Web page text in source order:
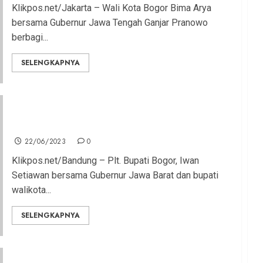
Klikpos.net/Jakarta – Wali Kota Bogor Bima Arya
bersama Gubernur Jawa Tengah Ganjar Pranowo
berbagi...
SELENGKAPNYA
22/06/2023 0
Klikpos.net/Bandung – Plt. Bupati Bogor, Iwan
Setiawan bersama Gubernur Jawa Barat dan bupati
walikota...
SELENGKAPNYA